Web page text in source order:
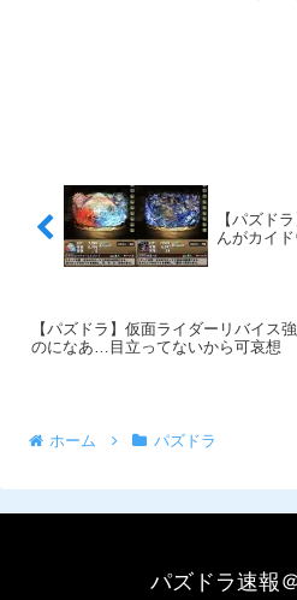
【パズド
んがカイ
【パズドラ】仮面ライダーリバイス
のになあ…目立ってないから可哀想
ホーム パズドラ
パズドラ速報